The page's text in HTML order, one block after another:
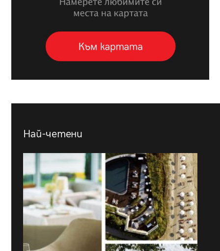
Най-четени